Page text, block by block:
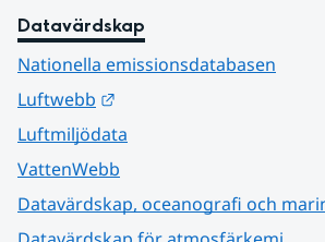
Datavärdskap
Nationella emissionsdatabasen
Luftwebb
Luftmiljödata
VattenWebb
Datavärdskap, oceanografi och